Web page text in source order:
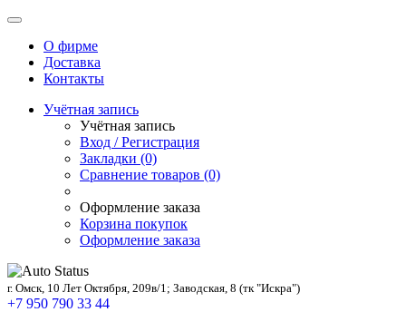
О фирме
Доставка
Контакты
Учётная запись
Учётная запись
Вход / Регистрация
Закладки (0)
Сравнение товаров (0)
Оформление заказа
Корзина покупок
Оформление заказа
г. Омск, 10 Лет Октября, 209в/1; Заводская, 8 (тк "Искра")
+7 950 790 33 44